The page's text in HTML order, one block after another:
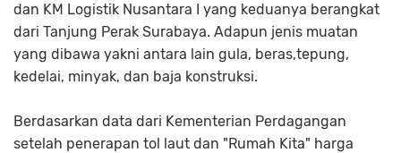
dan KM Logistik Nusantara I yang keduanya berangkat
dari Tanjung Perak Surabaya. Adapun jenis muatan
yang dibawa yakni antara lain gula, beras,tepung,
kedelai, minyak, dan baja konstruksi.
Berdasarkan data dari Kementerian Perdagangan
setelah penerapan tol laut dan "Rumah Kita" harga